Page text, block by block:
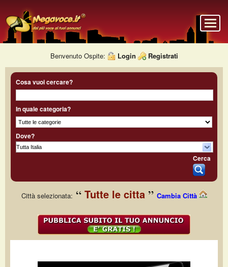
Benvenuto Ospite: Login Registrati
Cosa vuoi cercare?
In quale categoria?
Dove?
Cerca
Città selezionata: Tutte le citta Cambia Città